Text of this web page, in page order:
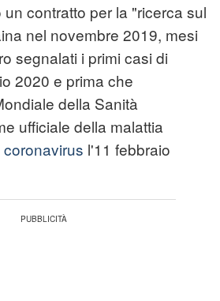
contratto per la "ricerca sul
nel novembre 2019, mesi
segnalati i primi casi di
2020 e prima che
della Sanità
ufficiale della malattia
coronavirus l'11 febbraio